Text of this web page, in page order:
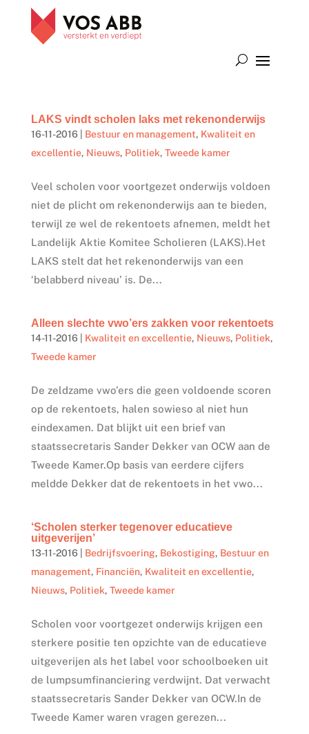
LAKS vindt scholen laks met rekenonderwijs
16-11-2016| Bestuur en management, Kwaliteit en
excellentie, Nieuws, Politiek, Tweede kamer
Veel scholen voor voortgezet onderwijs voldoen
niet de plicht om rekenonderwijs aan te bieden,
terwijl ze wel de rekentoets afnemen, meldt het
Landelijk Aktie Komitee Scholieren (LAKS).Het
LAKS stelt dat het rekenonderwijs van een
‘belabberd niveau’ is. De...
Alleen slechte vwo’ers zakken voor rekentoets
14-11-2016| Kwaliteit en excellentie, Nieuws, Politiek,
Tweede kamer
De zeldzame vwo’ers die geen voldoende scoren
op de rekentoets, halen sowieso al niet hun
eindexamen. Dat blijkt uit een brief van
staatssecretaris Sander Dekker van OCW aan de
Tweede Kamer.Op basis van eerdere cijfers
meldde Dekker dat de rekentoets in het vwo...
‘Scholen sterker tegenover educatieve
uitgeverijen’
13-11-2016| Bedrijfsvoering, Bekostiging, Bestuur en
management, Financiën, Kwaliteit en excellentie,
Nieuws, Politiek, Tweede kamer
Scholen voor voortgezet onderwijs krijgen een
sterkere positie ten opzichte van de educatieve
uitgeverijen als het label voor schoolboeken uit
de lumpsumfinanciering verdwijnt. Dat verwacht
staatssecretaris Sander Dekker van OCW.In de
Tweede Kamer waren vragen gerezen...